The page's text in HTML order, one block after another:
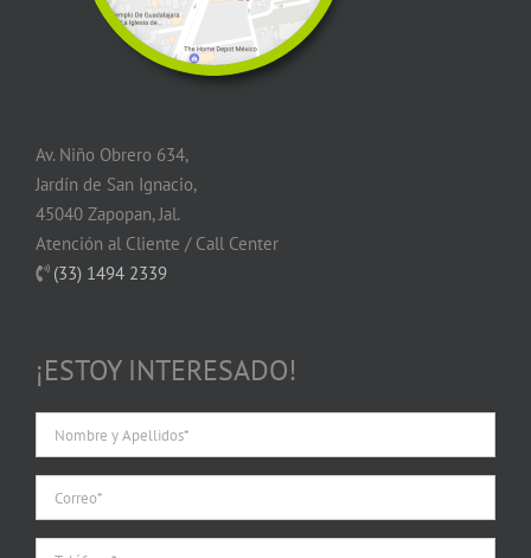
Av. Niño Obrero 634,
Jardín de San Ignacio,
45040 Zapopan, Jal.
Atención al Cliente / Call Center
(33) 1494 2339
¡ESTOY INTERESADO!